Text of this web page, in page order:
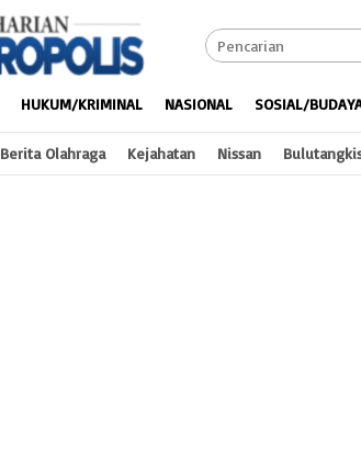
HUKUM/KRIMINAL NASIONAL SOSIAL/
Berita Olahraga Kejahatan Nissan